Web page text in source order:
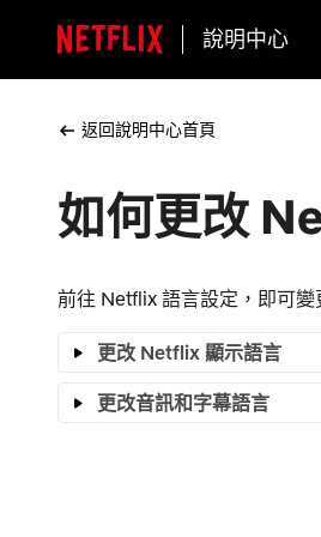
說明中心
返回說明中心首頁
如何更改
前往 Netflix 語言設定，即可
更改 Netflix 顯示語言
更改音訊和字幕語言